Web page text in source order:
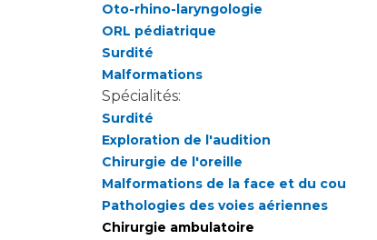
Oto-rhino-laryngologie
ORL pédiatrique
Surdité
Malformations
Spécialités:
Surdité
Exploration de l'audition
Chirurgie de l'oreille
Malformations de la face et du cou
Pathologies des voies aériennes
Chirurgie ambulatoire